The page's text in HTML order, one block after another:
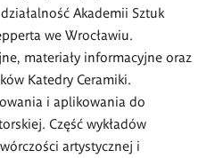
Akademii Sztuk
we Wrocławiu.
materiały informacyjne oraz
Katedry Ceramiki.
i aplikowania do
Część wykładów
artystycznej i